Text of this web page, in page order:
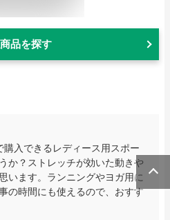
品を探す
入できるレディース用スポー
か？ストレッチが効いた動きや
います。ランニングやヨガ用に
の時間にも使えるので、おすす